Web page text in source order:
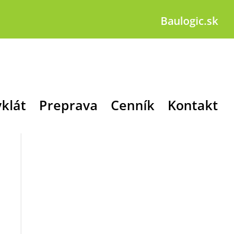
Baulogic.sk
Preprava Cenník Kontakt